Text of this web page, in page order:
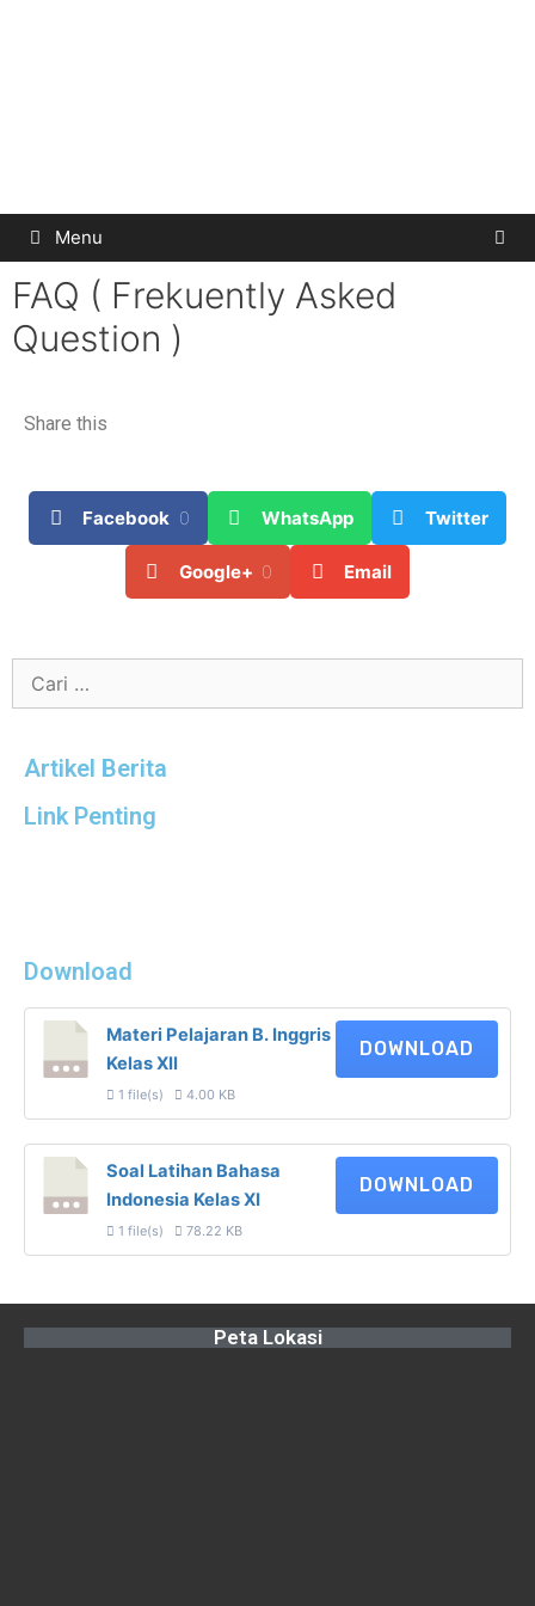
Menu
FAQ ( Frekuently Asked
Question )
Share this
Facebook 0 WhatsApp Twitter
Google+ 0 Email
Artikel Berita
Link Penting
Download
Materi Pelajaran B. Inggris
Kelas XII
1 file(s) 4.00 KB
DOWNLOAD
Soal Latihan Bahasa
Indonesia Kelas XI
1 file(s) 78.22 KB
DOWNLOAD
Peta Lokasi